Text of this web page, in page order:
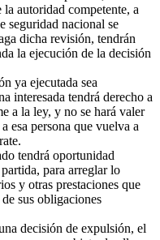
la autoridad competente, a
seguridad nacional se
dicha revisión, tendrán
la ejecución de la decisión
ya ejecutada sea
interesada tendrá derecho a
a la ley, y no se hará valer
esa persona que vuelva a
tendrá oportunidad
para arreglar lo
y otras prestaciones que
sus obligaciones
decisión de expulsión, el